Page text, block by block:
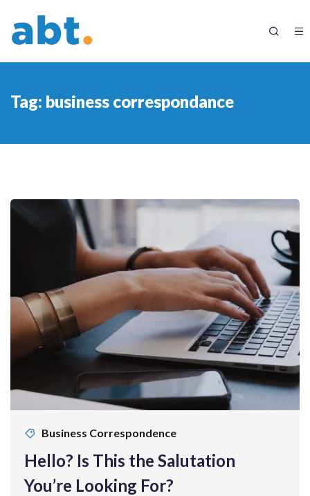
Tag: business correspondance
Business Correspondence
Hello? Is This the Salutation
You’re Looking For?